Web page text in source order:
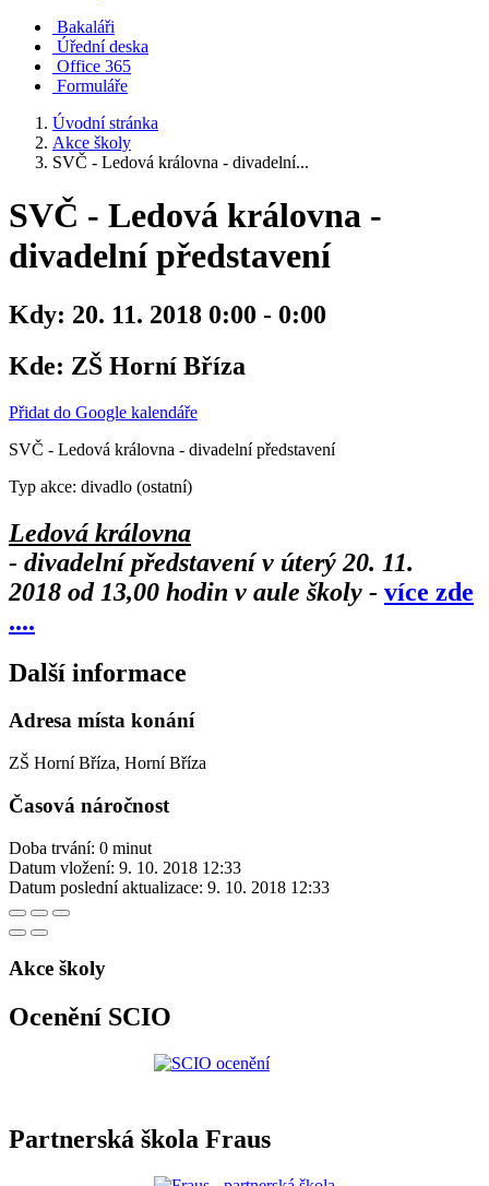
Bakaláři
Úřední deska
Office 365
Formuláře
Úvodní stránka
Akce školy
SVČ - Ledová královna - divadelní...
SVČ - Ledová královna -
divadelní představení
Kdy: 20. 11. 2018 0:00 - 0:00
Kde: ZŠ Horní Bříza
Přidat do Google kalendáře
SVČ - Ledová královna - divadelní představení
Typ akce: divadlo (ostatní)
Ledová královna
- divadelní představení v úterý 20. 11.
2018 od 13,00 hodin v aule školy - více zde
....
Další informace
Adresa místa konání
ZŠ Horní Bříza, Horní Bříza
Časová náročnost
Doba trvání: 0 minut
Datum vložení: 9. 10. 2018 12:33
Datum poslední aktualizace: 9. 10. 2018 12:33
Akce školy
Ocenění SCIO
Partnerská škola Fraus